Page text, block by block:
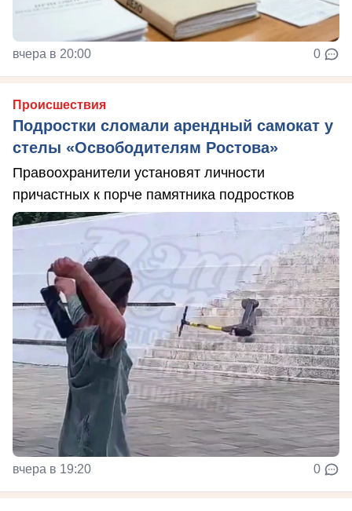
вчера в 20:00 0
Происшествия
Подростки сломали арендный самокат у
стелы «Освободителям Ростова»
Правоохранители установят личности
причастных к порче памятника подростков
вчера в 19:20 0